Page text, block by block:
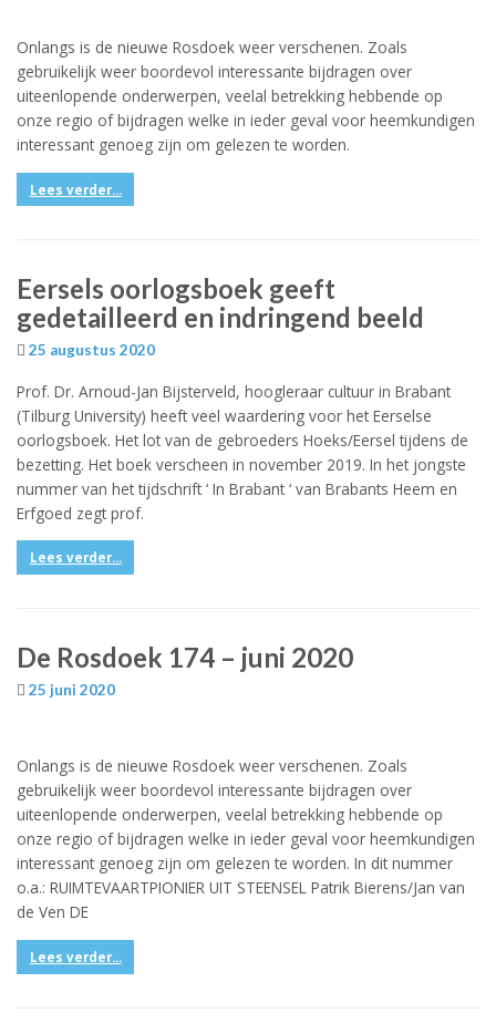
Onlangs is de nieuwe Rosdoek weer verschenen. Zoals
gebruikelijk weer boordevol interessante bijdragen over
uiteenlopende onderwerpen, veelal betrekking hebbende op
onze regio of bijdragen welke in ieder geval voor heemkundigen
interessant genoeg zijn om gelezen te worden.
Lees verder...
Eersels oorlogsboek geeft
gedetailleerd en indringend beeld
25 augustus 2020
Prof. Dr. Arnoud-Jan Bijsterveld, hoogleraar cultuur in Brabant
(Tilburg University) heeft veel waardering voor het Eerselse
oorlogsboek. Het lot van de gebroeders Hoeks/Eersel tijdens de
bezetting. Het boek verscheen in november 2019. In het jongste
nummer van het tijdschrift ‘ In Brabant ‘ van Brabants Heem en
Erfgoed zegt prof.
Lees verder...
De Rosdoek 174 – juni 2020
25 juni 2020
Onlangs is de nieuwe Rosdoek weer verschenen. Zoals
gebruikelijk weer boordevol interessante bijdragen over
uiteenlopende onderwerpen, veelal betrekking hebbende op
onze regio of bijdragen welke in ieder geval voor heemkundigen
interessant genoeg zijn om gelezen te worden. In dit nummer
o.a.: RUIMTEVAARTPIONIER UIT STEENSEL Patrik Bierens/Jan van
de Ven DE
Lees verder...